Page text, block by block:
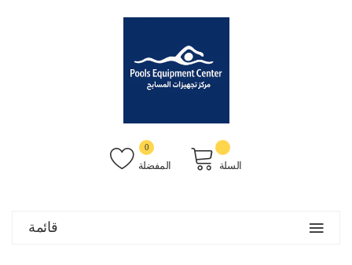
المفضلة
0
السلة
قائمة